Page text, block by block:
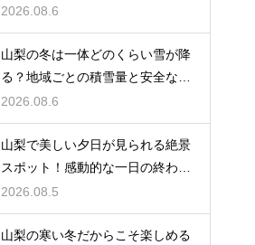
う旅
2026.08.6
山梨の冬は一体どのくらい雪が降
る？地域ごとの積雪量と安全な運
転対策
2026.08.6
山梨で美しい夕日が見られる絶景
スポット！感動的な一日の終わり
を迎える
2026.08.5
山梨の寒い冬だからこそ楽しめる